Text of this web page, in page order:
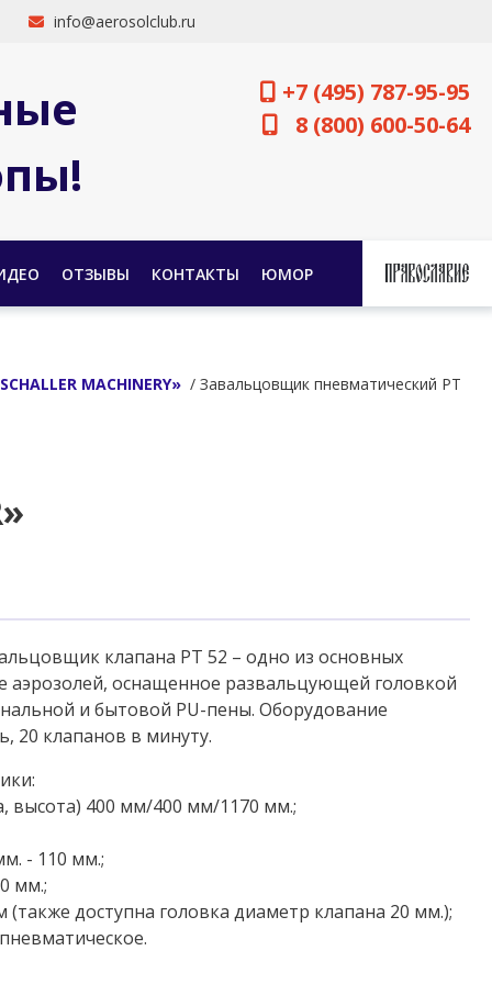
info@aerosolclub.ru
+7 (495) 787-95-95
8 (800) 600-50-64
ОТЗЫВЫ КОНТАКТЫ ЮМОР
MACHINERY» / Завальцовщик пневматический РТ
клапана РТ 52 – одно из основных
аэрозолей, оснащенное развальцующей головкой
и бытовой PU-пены. Оборудование
20 клапанов в минуту.
высота) 400 мм/400 мм/1170 мм.;
- 110 мм.;
мм.;
доступна головка диаметр клапана 20 мм.);